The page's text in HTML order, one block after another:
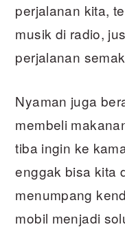
perjalanan kita,
musik di radio,
perjalanan
Nyaman juga
membeli
tiba ingin ke
enggak bisa kita
menumpang
mobil menjadi